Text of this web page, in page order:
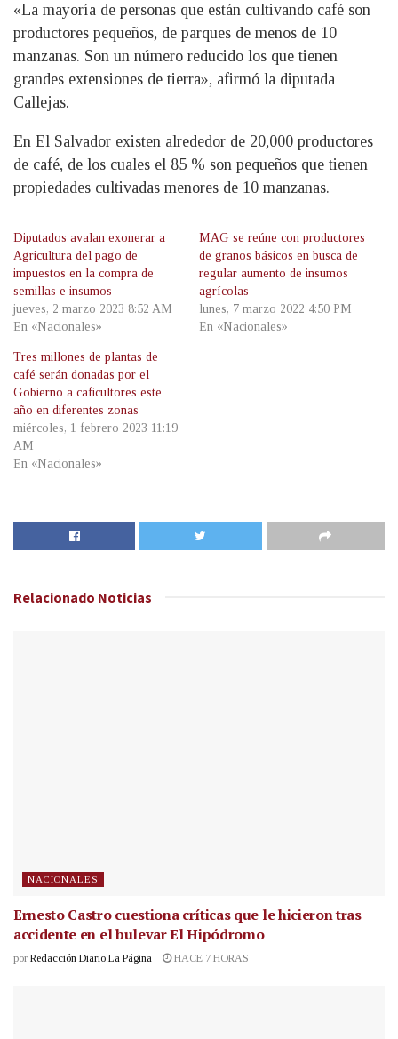
«La mayoría de personas que están cultivando café son
productores pequeños, de parques de menos de 10
manzanas. Son un número reducido los que tienen
grandes extensiones de tierra», afirmó la diputada
Callejas.
En El Salvador existen alrededor de 20,000 productores
de café, de los cuales el 85 % son pequeños que tienen
propiedades cultivadas menores de 10 manzanas.
Diputados avalan exonerar a
Agricultura del pago de
impuestos en la compra de
semillas e insumos
jueves, 2 marzo 2023 8:52 AM
En «Nacionales»
MAG se reúne con productores
de granos básicos en busca de
regular aumento de insumos
agrícolas
lunes, 7 marzo 2022 4:50 PM
En «Nacionales»
Tres millones de plantas de
café serán donadas por el
Gobierno a caficultores este
año en diferentes zonas
miércoles, 1 febrero 2023 11:19
AM
En «Nacionales»
Relacionado Noticias
NACIONALES
Ernesto Castro cuestiona críticas que le hicieron tras
accidente en el bulevar El Hipódromo
por Redacción Diario La Página HACE 7 HORAS